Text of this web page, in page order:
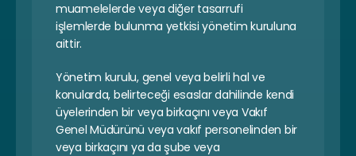
muamelelerde veya diğer tasarrufi
işlemlerde bulunma yetkisi yönetim kuruluna
aittir.
Yönetim kurulu, genel veya belirli hal ve
konularda, belirteceği esaslar dahilinde kendi
üyelerinden bir veya birkaçını veya Vakıf
Genel Müdürünü veya vakıf personelinden bir
veya birkaçını ya da şube veya